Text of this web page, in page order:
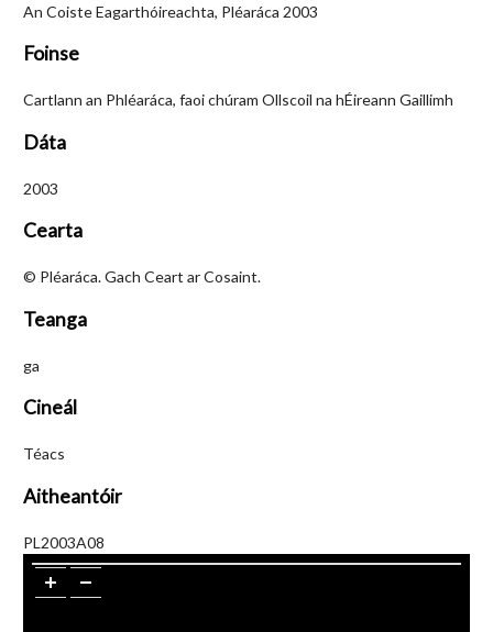
An Coiste Eagarthóireachta, Pléaráca 2003
Foinse
Cartlann an Phléaráca, faoi chúram Ollscoil na hÉireann Gaillimh
Dáta
2003
Cearta
© Pléaráca. Gach Ceart ar Cosaint.
Teanga
ga
Cineál
Téacs
Aitheantóir
PL2003A08